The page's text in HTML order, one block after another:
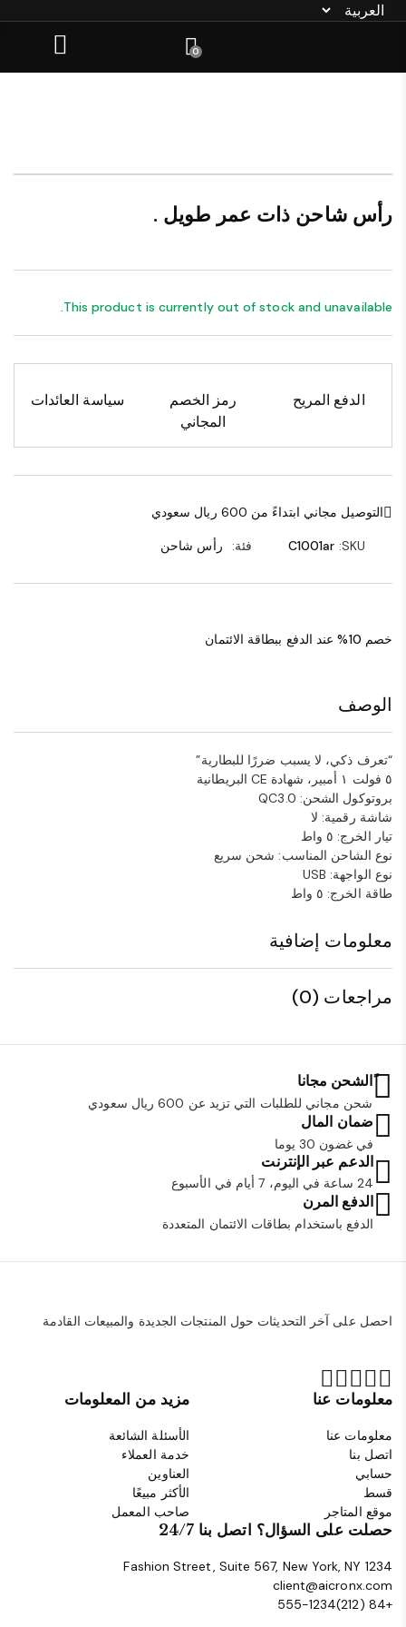
0
رأس شاحن ذات عمر طويل .
This product is currently out of stock and unavailable.
الدفع المريح
رمز الخصم
المجاني
سياسة العائدات
التوصيل مجاني ابتداءً من 600 ريال سعودي
SKU:
C1001ar فئة: رأس شاحن
خصم 10% عند الدفع ببطاقة الائتمان
الوصف
“تعرف ذكي، لا يسبب ضررًا للبطارية”
٥ فولت ١ أمبير، شهادة CE البريطانية
بروتوكول الشحن: QC3.0
شاشة رقمية: لا
تيار الخرج: ٥ واط
نوع الشاحن المناسب: شحن سريع
نوع الواجهة: USB
طاقة الخرج: ٥ واط
معلومات إضافية
مراجعات (0)
ًالشحن مجانا
شحن مجاني للطلبات التي تزيد عن 600 ريال سعودي
ضمان المال
في غضون 30 يوما
الدعم عبر الإنترنت
24 ساعة في اليوم، 7 أيام في الأسبوع
الدفع المرن
الدفع باستخدام بطاقات الائتمان المتعددة
احصل على آخر التحديثات حول المنتجات الجديدة والمبيعات القادمة
معلومات عنا
معلومات عنا
اتصل بنا
حسابي
قسط
موقع المتاجر
مزيد من المعلومات
الأسئلة الشائعة
خدمة العملاء
العناوين
الأكثر مبيعًا
صاحب المعمل
حصلت على السؤال؟ اتصل بنا 24/7
1234 Fashion Street, Suite 567, New York, NY
client@aicronx.com
+84 (212)555-1234